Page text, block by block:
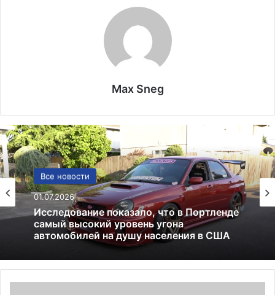
Max Sneg
Все новости
01.07.2026
Исследование показало, что в Портленде
самый высокий уровень угона
США
13.06.2025
Америка имеет огромный избыток сыра